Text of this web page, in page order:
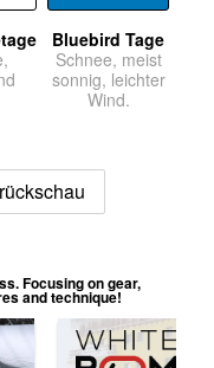
Bluebird Tage
Schnee, meist
sonnig, leichter
Wind.